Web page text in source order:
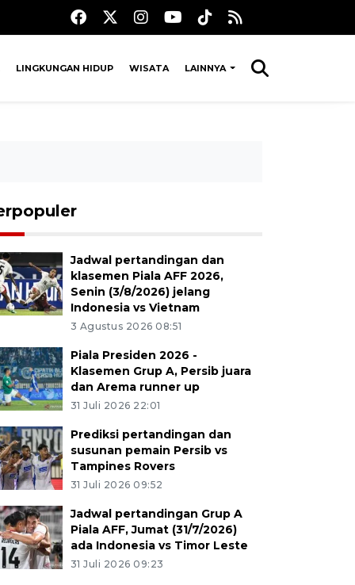
LINGKUNGAN HIDUP WISATA LAINNYA
Jadwal pertandingan dan
klasemen Piala AFF 2026,
Senin (3/8/2026) jelang
Indonesia vs Vietnam
3 Agustus 2026 08:51
Piala Presiden 2026 -
Klasemen Grup A, Persib juara
dan Arema runner up
31 Juli 2026 22:01
Prediksi pertandingan dan
susunan pemain Persib vs
Tampines Rovers
31 Juli 2026 09:52
Jadwal pertandingan Grup A
Piala AFF, Jumat (31/7/2026)
ada Indonesia vs Timor Leste
31 Juli 2026 09:23